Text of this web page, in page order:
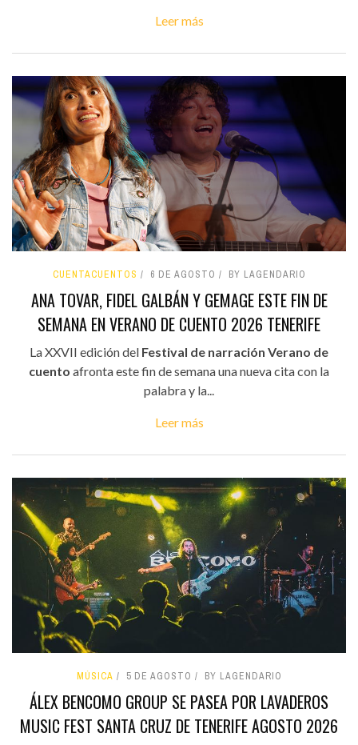
Leer más
CUENTACUENTOS 6 DE AGOSTO BY LAGENDARIO
ANA TOVAR, FIDEL GALBÁN Y GEMAGE ESTE FIN DE
SEMANA EN VERANO DE CUENTO 2026 TENERIFE
La XXVII edición del Festival de narración Verano de
cuento afronta este fin de semana una nueva cita con la
palabra y la...
Leer más
MÚSICA 5 DE AGOSTO BY LAGENDARIO
ÁLEX BENCOMO GROUP SE PASEA POR LAVADEROS
MUSIC FEST SANTA CRUZ DE TENERIFE AGOSTO 2026